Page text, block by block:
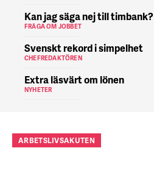
Kan jag säga nej till timbank?
FRÅGA OM JOBBET
Svenskt rekord i simpelhet
CHEFREDAKTÖREN
Extra läsvärt om lönen
NYHETER
ARBETSLIVSAKUTEN